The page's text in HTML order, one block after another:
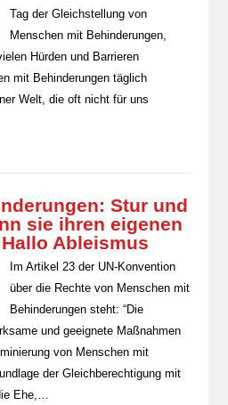
Tag der Gleichstellung von
Menschen mit Behinderungen,
Hürden und Barrieren
mit Behinderungen täglich
Welt, die oft nicht für uns
Stur und
sie ihren eigenen
Ableismus
Im Artikel 23 der UN-Konvention
über die Rechte von Menschen mit
Behinderungen steht: “Die
und geeignete Maßnahmen
von Menschen mit
der Gleichberechtigung mit
Ehe,…